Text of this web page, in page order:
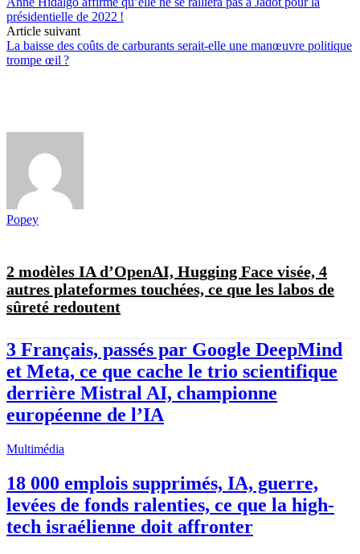
présidentielle de 2022 !
Article suivant
La baisse des coûts de carburants serait-elle une manœuvre politique
trompe œil ?
Popey
2 modèles IA d’OpenAI, Hugging Face visée, 4
autres plateformes touchées, ce que les labos de
sûreté redoutent
3 Français, passés par Google DeepMind
et Meta, ce que cache le trio scientifique
derrière Mistral AI, championne
européenne de l’IA
Multimédia
18 000 emplois supprimés, IA, guerre,
levées de fonds ralenties, ce que la high-
tech israélienne doit affronter